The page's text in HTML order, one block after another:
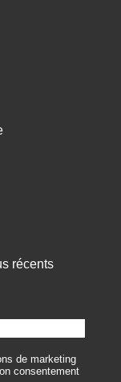
récents
de marketing
consentement